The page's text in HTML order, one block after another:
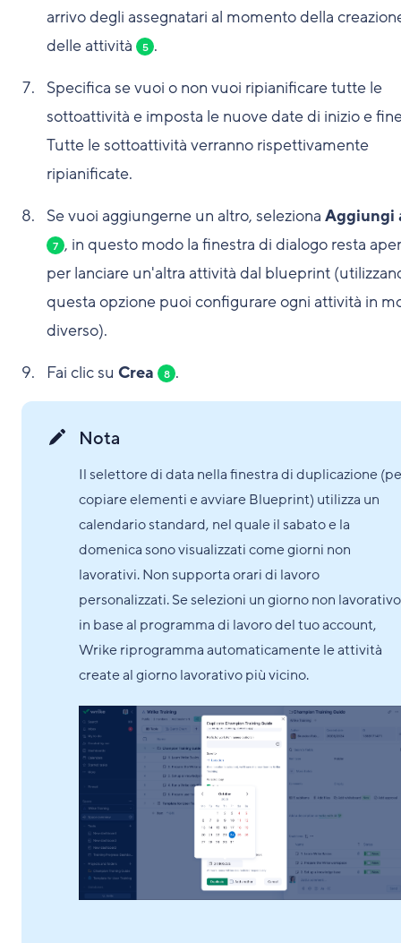
arrivo degli assegnatari al momento della
delle attività
5 .
Specifica se vuoi o non vuoi ripianificare tutte le
sottoattività e imposta le nuove date di inizio e
Tutte le sottoattività verranno rispettivamente
ripianificate.
Se vuoi aggiungerne un altro, seleziona Aggiungi
7 , in questo modo la finestra di dialogo resta
per lanciare un'altra attività dal blueprint
questa opzione puoi configurare ogni attività in
diverso).
Fai clic su Crea 8 .
Nota
Il selettore di data nella finestra di duplicazione
copiare elementi e avviare Blueprint) utilizza un
calendario standard, nel quale il sabato e la
domenica sono visualizzati come giorni non
lavorativi. Non supporta orari di lavoro
personalizzati. Se selezioni un giorno non lavorativo
in base al programma di lavoro del tuo account,
Wrike riprogramma automaticamente le attività
create al giorno lavorativo più vicino.